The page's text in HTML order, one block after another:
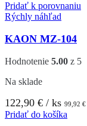
Pridať k porovnaniu
Rýchly náhľad
KAON MZ-104
Hodnotenie 5.00 z 5
Na sklade
122,90 € / ks 99,92 €
Pridať do košíka